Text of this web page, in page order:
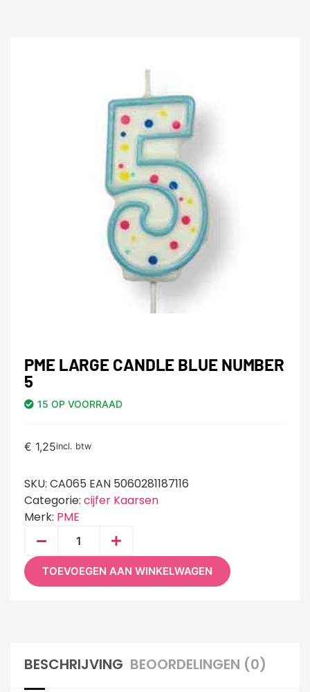
PME LARGE CANDLE BLUE NUMBER
5
15 OP VOORRAAD
€ 1,25incl. btw
SKU: CA065 EAN 5060281187116
Categorie: cijfer Kaarsen
Merk: PME
TOEVOEGEN AAN WINKELWAGEN
BESCHRIJVING BEOORDELINGEN (0)